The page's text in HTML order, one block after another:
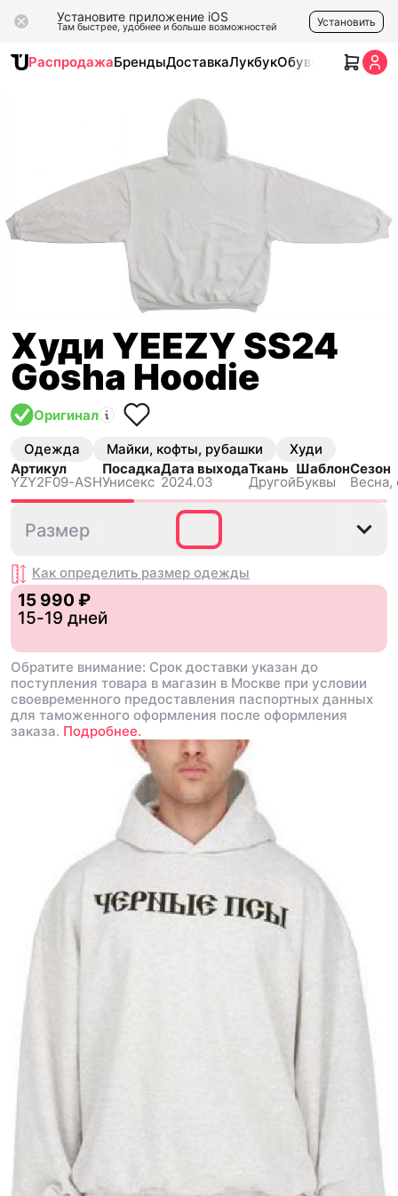
Установите приложение iOS
Там быстрее, удобнее и больше возможностей Установить
РаспродажаБрендыДоставкаЛукбукОбувь Одежда
Худи YEEZY SS24
Gosha Hoodie
Оригинал
Одежда Майки, кофты, рубашки
Худи
Артикул
YZY2F09-ASH
Посадка
Унисекс
Дата выхода
2024.03
Ткань
Другой
Шаблон
Буквы
Сезон
Весна,
Размер
Как определить размер одежды
15 990 ₽
15-19 дней
Обратите внимание: Срок доставки указан до
поступления товара в магазин в Москве при условии
своевременного предоставления паспортных данных
для таможенного оформления после оформления
заказа. Подробнее.